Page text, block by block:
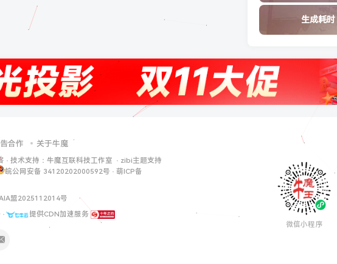
生成耗
合作 关于牛魔
· 技术支持： 牛魔互联科技工作室 · zibi主题支持
皖公网安备 34120202000592号 · 萌ICP备
盟2025112014号
提供CDN加速服务
微信小程序